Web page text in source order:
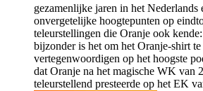
gezamenlijke jaren in het Nederlands
onvergetelijke hoogtepunten op
teleurstellingen die Oranje ook
bijzonder is het om het Oranje-shirt
vertegenwoordigen op het hoogste
dat Oranje na het magische WK van
teleurstellend presteerde op het EK